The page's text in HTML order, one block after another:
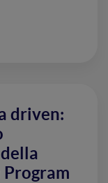
driven: